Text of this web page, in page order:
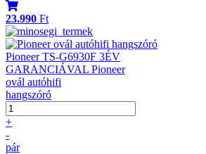
23.990 Ft
Pioneer TS-G6930F 3ÉV
GARANCIÁVAL Pioneer
ovál autóhifi
hangszóró
+
-
pár